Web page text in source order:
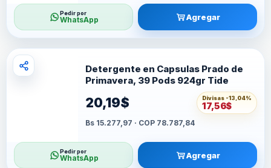
Pedir por
WhatsApp Agregar
Detergente en Capsulas Prado de
Primavera, 39 Pods 924gr Tide
20,19$ Divisas -13,04%
17,56$
Bs 15.277,97 · COP 78.787,84
Pedir por
WhatsApp Agregar